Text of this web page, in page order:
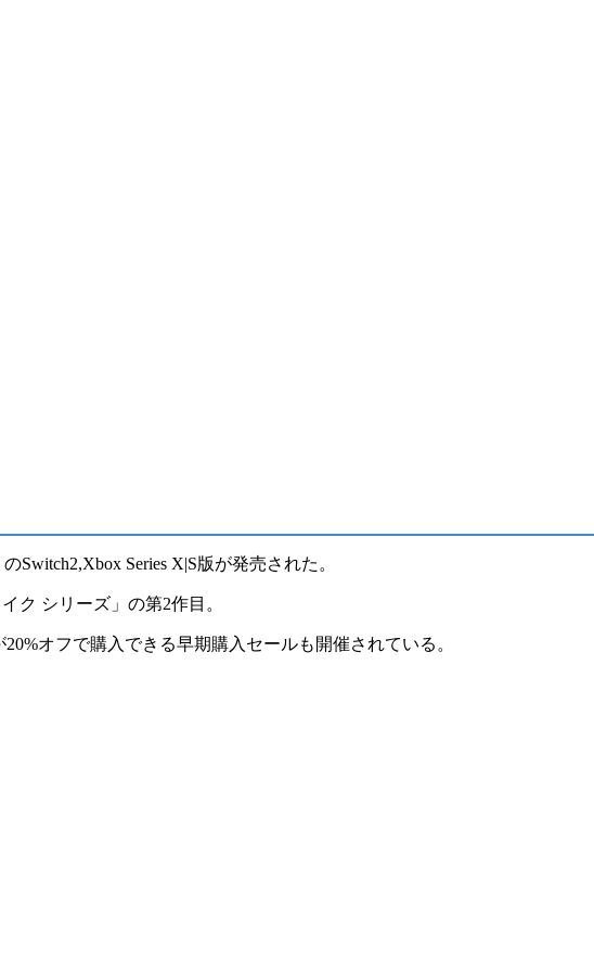
Switch2,Xbox Series X|S版が発売された。
ク シリーズ」の第2作目。
20%オフで購入できる早期購入セールも開催されている。